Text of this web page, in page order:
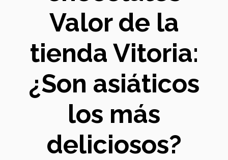
Valor de la
tienda Vitoria:
¿Son asiáticos
los más
deliciosos?